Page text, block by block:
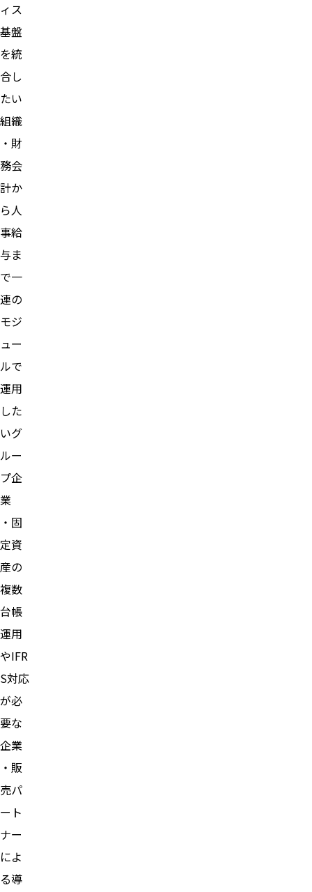
ィス
基盤
を統
合し
たい
組織
・財
務会
計か
ら人
事給
与ま
で一
連の
モジ
ュー
ルで
運用
した
いグ
ルー
プ企
業
・固
定資
産の
複数
台帳
運用
やIFR
S対応
が必
要な
企業
・販
売パ
ート
ナー
によ
る導